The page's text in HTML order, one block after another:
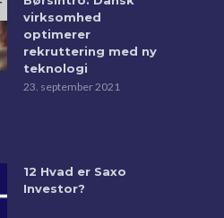
virksomhed
optimerer
rekruttering med ny
teknologi
23. september 2021
12 Hvad er Saxo
Investor?